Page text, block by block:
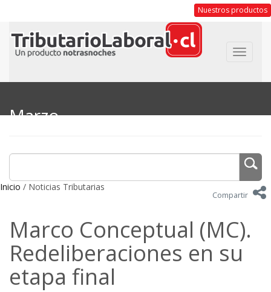
Nuestros productos
Toggle
Marzo
Inicio / Noticias Tributarias
Compartir
Marco Conceptual (MC).
Redeliberaciones en su
etapa final